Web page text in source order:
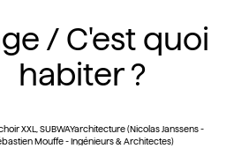
ulturel
/ C'est quoi
habiter ?
XXL, SUBWAYarchitecture (Nicolas Janssens -
Mouffe - Ingénieurs & Architectes)